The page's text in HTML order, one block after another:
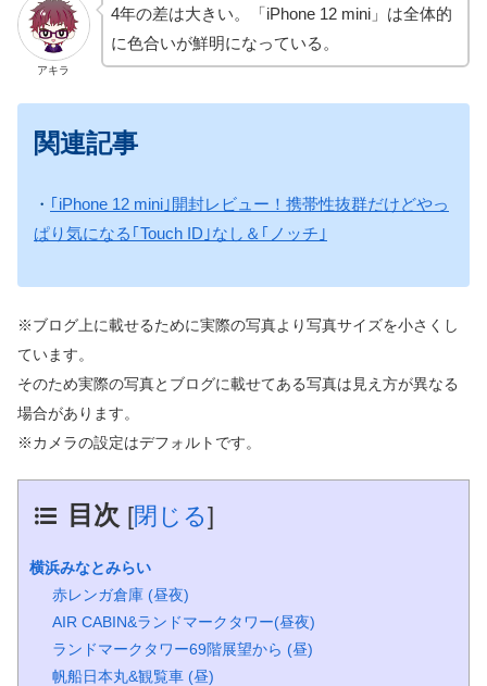
アキラ
4年の差は大きい。「iPhone 12 mini」は全体的
に色合いが鮮明になっている。
関連記事
・ ｢iPhone 12 mini｣開封レビュー！携帯性抜群だけどやっ
ぱり気になる｢Touch ID｣なし＆｢ノッチ｣
※ブログ上に載せるために実際の写真より写真サイズを小さくし
ています。
そのため実際の写真とブログに載せてある写真は見え方が異なる
場合があります。
※カメラの設定はデフォルトです。
目次 [閉じる]
横浜みなとみらい
赤レンガ倉庫 (昼夜)
AIR CABIN&ランドマークタワー(昼夜)
ランドマークタワー69階展望から (昼)
帆船日本丸&観覧車 (昼)